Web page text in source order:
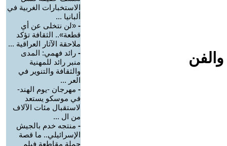
الاستخبارات الغربية في
ألبانيا ...
- «لن نتخلى عن أي
قطعة».. الثقافة تؤكد
ملاحقة الآثار العراقية ...
- رائد فهمي: المدى
منبر رائد للمهنية
والثقافة والتنوير في
العر ...
- مهرجان -يوم الهند-
في موسكو يستعد
لاستقبال مئات الآلاف
من ال ...
- منتجه خدم بالجيش
الإسرائيلي.. ما قصة
حملة مقاطعة فيلم